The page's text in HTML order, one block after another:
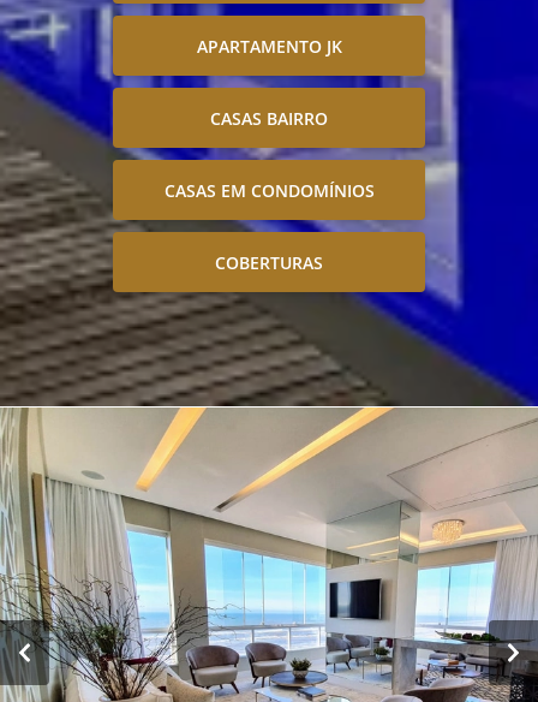
APARTAMENTO JK
CASAS BAIRRO
CASAS EM CONDOMÍNIOS
COBERTURAS